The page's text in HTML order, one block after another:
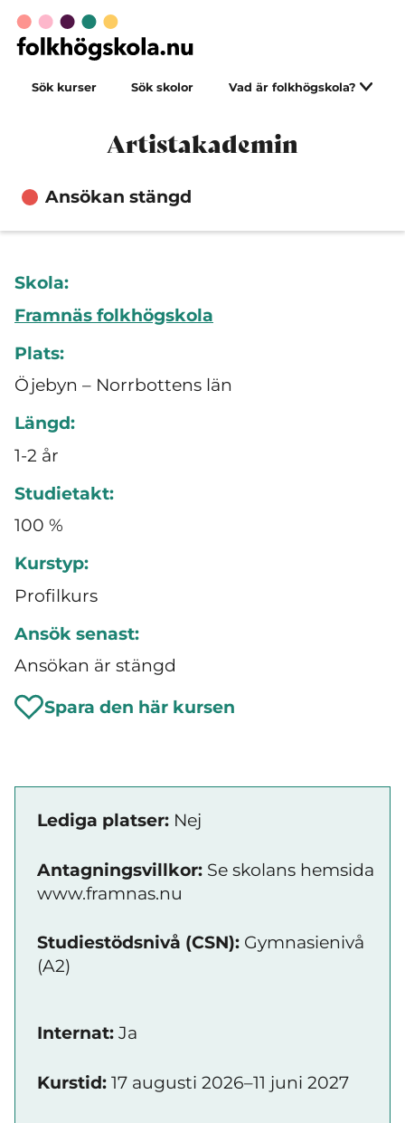
Sök kurser Sök skolor Vad är folkhögskola?
Artistakademin
Ansökan stängd
Skola:
Framnäs folkhögskola
Plats:
Öjebyn – Norrbottens län
Längd:
1-2 år
Studietakt:
100 %
Kurstyp:
Profilkurs
Ansök senast:
Ansökan är stängd
Spara den här kursen
Lediga platser: Nej
Antagningsvillkor: Se skolans hemsida
www.framnas.nu
Studiestödsnivå (CSN): Gymnasienivå
(A2)
Internat: Ja
Kurstid: 17 augusti 2026–11 juni 2027